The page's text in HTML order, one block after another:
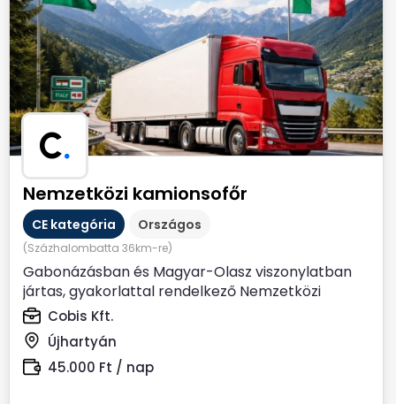
C.
Nemzetközi kamionsofőr
CE kategória Országos
(Százhalombatta 36km-re)
Gabonázásban és Magyar-Olasz viszonylatban
jártas, gyakorlattal rendelkező Nemzetközi
kamionsofőrt keresünk....
Cobis Kft.
Újhartyán
45.000 Ft / nap